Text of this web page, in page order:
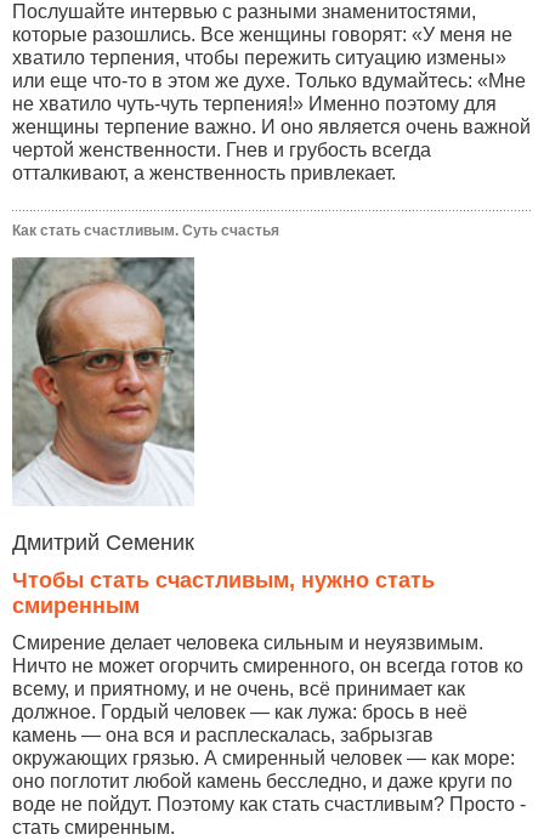
Послушайте интервью с разными знаменитостями,
которые разошлись. Все женщины говорят: «У меня не
хватило терпения, чтобы пережить ситуацию измены»
или еще что-то в этом же духе. Только вдумайтесь: «Мне
не хватило чуть-чуть терпения!» Именно поэтому для
женщины терпение важно. И оно является очень важной
чертой женственности. Гнев и грубость всегда
отталкивают, а женственность привлекает.
Как стать счастливым. Суть счастья
Дмитрий Семеник
Чтобы стать счастливым, нужно стать
смиренным
Смирение делает человека сильным и неуязвимым.
Ничто не может огорчить смиренного, он всегда готов ко
всему, и приятному, и не очень, всё принимает как
должное. Гордый человек — как лужа: брось в неё
камень — она вся и расплескалась, забрызгав
окружающих грязью. А смиренный человек — как море:
оно поглотит любой камень бесследно, и даже круги по
воде не пойдут. Поэтому как стать счастливым? Просто -
стать смиренным.